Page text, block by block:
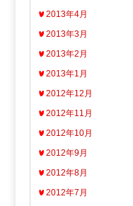
2013年4月
2013年3月
2013年2月
2013年1月
2012年12月
2012年11月
2012年10月
2012年9月
2012年8月
2012年7月